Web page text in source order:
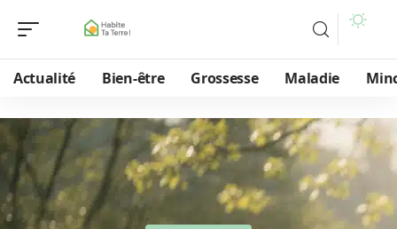
Actualité Bien-être Grossesse Maladie